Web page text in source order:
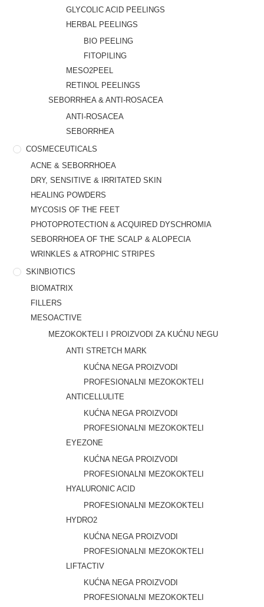
GLYCOLIC ACID PEELINGS
HERBAL PEELINGS
BIO PEELING
FITOPILING
MESO2PEEL
RETINOL PEELINGS
SEBORRHEA & ANTI-ROSACEA
ANTI-ROSACEA
SEBORRHEA
COSMECEUTICALS
ACNE & SEBORRHOEA
DRY, SENSITIVE & IRRITATED SKIN
HEALING POWDERS
MYCOSIS OF THE FEET
PHOTOPROTECTION & ACQUIRED DYSCHROMIA
SEBORRHOEA OF THE SCALP & ALOPECIA
WRINKLES & ATROPHIC STRIPES
SKINBIOTICS
BIOMATRIX
FILLERS
MESOACTIVE
MEZOKOKTELI I PROIZVODI ZA KUĆNU NEGU
ANTI STRETCH MARK
KUĆNA NEGA PROIZVODI
PROFESIONALNI MEZOKOKTELI
ANTICELLULITE
KUĆNA NEGA PROIZVODI
PROFESIONALNI MEZOKOKTELI
EYEZONE
KUĆNA NEGA PROIZVODI
PROFESIONALNI MEZOKOKTELI
HYALURONIC ACID
PROFESIONALNI MEZOKOKTELI
HYDRO2
KUĆNA NEGA PROIZVODI
PROFESIONALNI MEZOKOKTELI
LIFTACTIV
KUĆNA NEGA PROIZVODI
PROFESIONALNI MEZOKOKTELI